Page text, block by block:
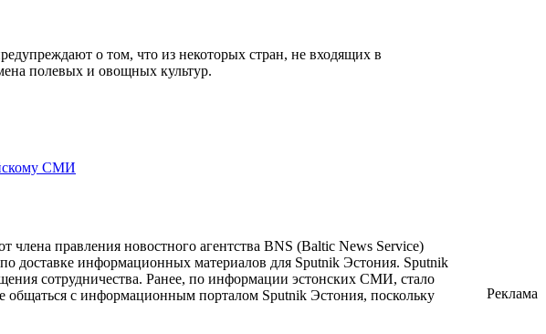
о том, что из некоторых стран, не входящих в
полевых и овощных культур.
СМИ
правления новостного агентства BNS (Baltic News Service)
доставке информационных материалов для Sputnik Эстония. Sputnik
сотрудничества. Ранее, по информации эстонских СМИ, стало
общаться с информационным порталом Sputnik Эстония, поскольку
Реклама